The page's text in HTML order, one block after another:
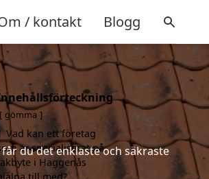
/ kontakt Blogg
du det enklaste och säkraste
gömma
Vad kan ett företag
är specialiserat på
i Häggenås